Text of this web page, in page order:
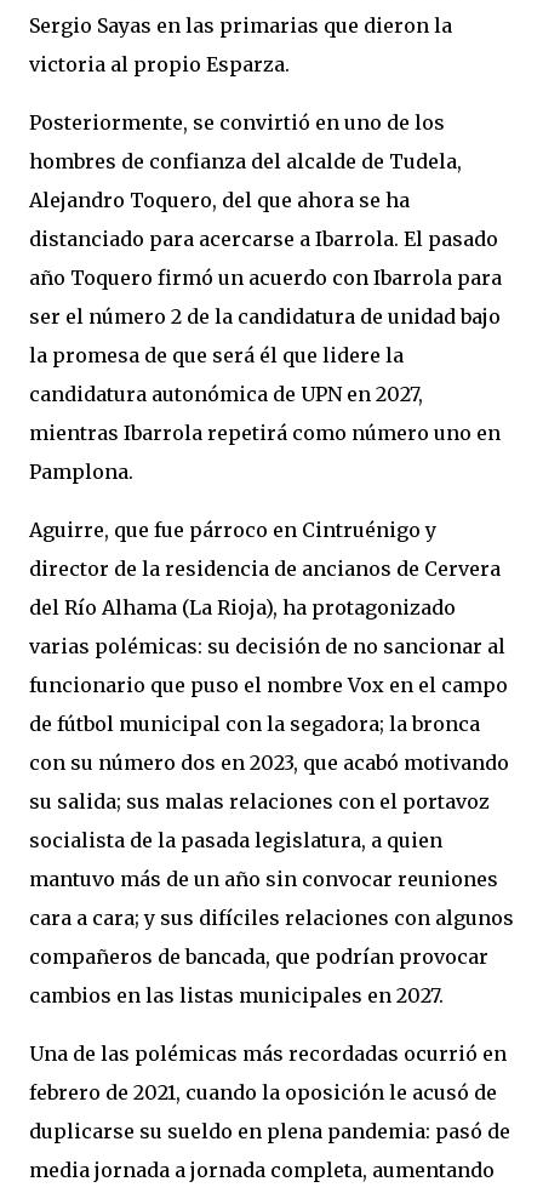
Sergio Sayas en las primarias que dieron la
victoria al propio Esparza.
Posteriormente, se convirtió en uno de los
hombres de confianza del alcalde de Tudela,
Alejandro Toquero, del que ahora se ha
distanciado para acercarse a Ibarrola. El pasado
año Toquero firmó un acuerdo con Ibarrola para
ser el número 2 de la candidatura de unidad bajo
la promesa de que será él que lidere la
candidatura autonómica de UPN en 2027,
mientras Ibarrola repetirá como número uno en
Pamplona.
Aguirre, que fue párroco en Cintruénigo y
director de la residencia de ancianos de Cervera
del Río Alhama (La Rioja), ha protagonizado
varias polémicas: su decisión de no sancionar al
funcionario que puso el nombre Vox en el campo
de fútbol municipal con la segadora; la bronca
con su número dos en 2023, que acabó motivando
su salida; sus malas relaciones con el portavoz
socialista de la pasada legislatura, a quien
mantuvo más de un año sin convocar reuniones
cara a cara; y sus difíciles relaciones con algunos
compañeros de bancada, que podrían provocar
cambios en las listas municipales en 2027.
Una de las polémicas más recordadas ocurrió en
febrero de 2021, cuando la oposición le acusó de
duplicarse su sueldo en plena pandemia: pasó de
media jornada a jornada completa, aumentando